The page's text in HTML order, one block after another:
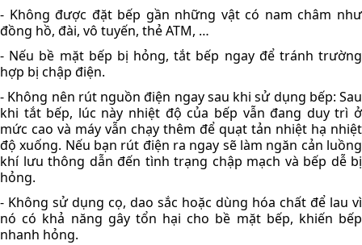
- Không được đặt bếp gần những vật có nam châm như
đồng hồ, đài, vô tuyến, thẻ ATM, …
- Nếu bề mặt bếp bị hỏng, tắt bếp ngay để tránh trường
hợp bị chập điện.
- Không nên rút nguồn điện ngay sau khi sử dụng bếp: Sau
khi tắt bếp, lúc này nhiệt độ của bếp vẫn đang duy trì ở
mức cao và máy vẫn chạy thêm để quạt tản nhiệt hạ nhiệt
độ xuống. Nếu bạn rút điện ra ngay sẽ làm ngăn cản luồng
khí lưu thông dẫn đến tình trạng chập mạch và bếp dễ bị
hỏng.
- Không sử dụng cọ, dao sắc hoặc dùng hóa chất để lau vì
nó có khả năng gây tổn hại cho bề mặt bếp, khiến bếp
nhanh hỏng.